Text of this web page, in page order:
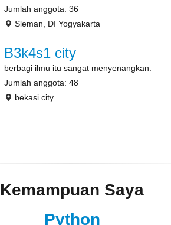
Jumlah anggota: 36
Sleman, DI Yogyakarta
B3k4s1 city
berbagi ilmu itu sangat menyenangkan.
Jumlah anggota: 48
bekasi city
Kemampuan Saya
Python